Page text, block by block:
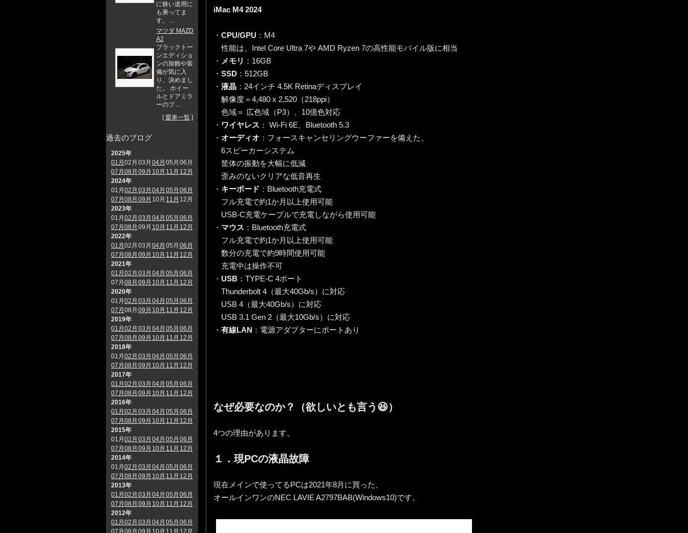
iMac M4 2024
・ CPU/GPU ：M4
性能は、Intel Core Ultra 7や AMD Ryzen 7の高性能モバイル版に相当
・ メモリ ：16GB
・ SSD ：512GB
・ 液晶 ：24インチ 4.5K Retinaディスプレイ
解像度＝4,480 x 2,520（218ppi）
色域＝ 広色域（P3）、10億色対応
・ ワイヤレス ： Wi-Fi 6E、Bluetooth 5.3
・ オーディオ ：フォースキャンセリングウーファーを備えた、
6スピーカーシステム
筐体の振動を大幅に低減
歪みのないクリアな低音再生
・ キーボード ：Bluetooth充電式
フル充電で約1か月以上使用可能
USB-C充電ケーブルで充電しながら使用可能
・ マウス ：Bluetooth充電式
フル充電で約1か月以上使用可能
数分の充電で約9時間使用可能
充電中は操作不可
・ USB ：TYPE-C 4ポート
Thunderbolt 4（最大40Gb/s）に対応
USB 4（最大40Gb/s）に対応
USB 3.1 Gen 2（最大10Gb/s）に対応
・ 有線LAN ：電源アダプターにポートあり
なぜ必要なのか？（欲しいとも言う😆）
4つの理由があります。
１．現PCの液晶故障
現在メインで使ってるPCは2021年8月に買った、
オールインワンのNEC LAVIE A2797BAB(Windows10)です。
に狭い道用に
も乘ってま
す。 ...
マツダ MAZD
A2
ブラックトー
ンエディショ
ンの加飾や装
備が気に入
り、決めまし
た。 ホイー
ルとドアミラ
ーのブ ...
[愛車一覧 ]
過去のブログ
2025年
01月 02月 03月 04月 05月 06月
07月 08月 09月 10月 11月 12月
2024年
01月 02月 03月 04月 05月 06月
07月 08月 09月 10月 11月 12月
2023年
01月 02月 03月 04月 05月 06月
07月 08月 09月 10月 11月 12月
2022年
01月 02月 03月 04月 05月 06月
07月 08月 09月 10月 11月 12月
2021年
01月 02月 03月 04月 05月 06月
07月 08月 09月 10月 11月 12月
2020年
01月 02月 03月 04月 05月 06月
07月 08月 09月 10月 11月 12月
2019年
01月 02月 03月 04月 05月 06月
07月 08月 09月 10月 11月 12月
2018年
01月 02月 03月 04月 05月 06月
07月 08月 09月 10月 11月 12月
2017年
01月 02月 03月 04月 05月 06月
07月 08月 09月 10月 11月 12月
2016年
01月 02月 03月 04月 05月 06月
07月 08月 09月 10月 11月 12月
2015年
01月 02月 03月 04月 05月 06月
07月 08月 09月 10月 11月 12月
2014年
01月 02月 03月 04月 05月 06月
07月 08月 09月 10月 11月 12月
2013年
01月 02月 03月 04月 05月 06月
07月 08月 09月 10月 11月 12月
2012年
01月 02月 03月 04月 05月 06月
07月 08月 09月 10月 11月 12月